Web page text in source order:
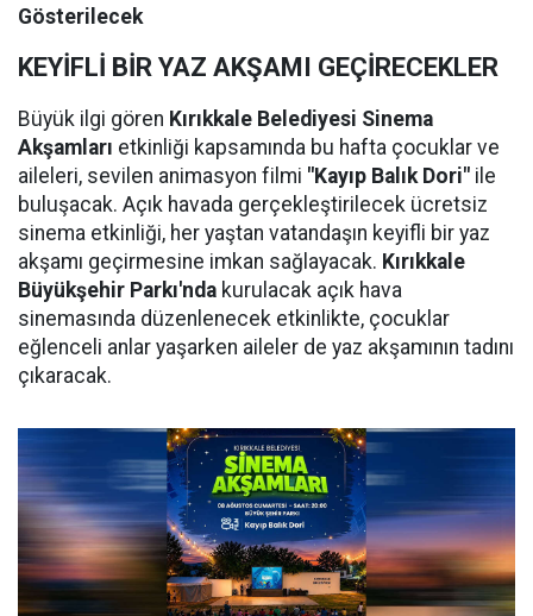
Gösterilecek
KEYİFLİ BİR YAZ AKŞAMI GEÇİRECEKLER
Büyük ilgi gören Kırıkkale Belediyesi Sinema
Akşamları etkinliği kapsamında bu hafta çocuklar ve
aileleri, sevilen animasyon filmi "Kayıp Balık Dori" ile
buluşacak. Açık havada gerçekleştirilecek ücretsiz
sinema etkinliği, her yaştan vatandaşın keyifli bir yaz
akşamı geçirmesine imkan sağlayacak. Kırıkkale
Büyükşehir Parkı'nda kurulacak açık hava
sinemasında düzenlenecek etkinlikte, çocuklar
eğlenceli anlar yaşarken aileler de yaz akşamının tadını
çıkaracak.